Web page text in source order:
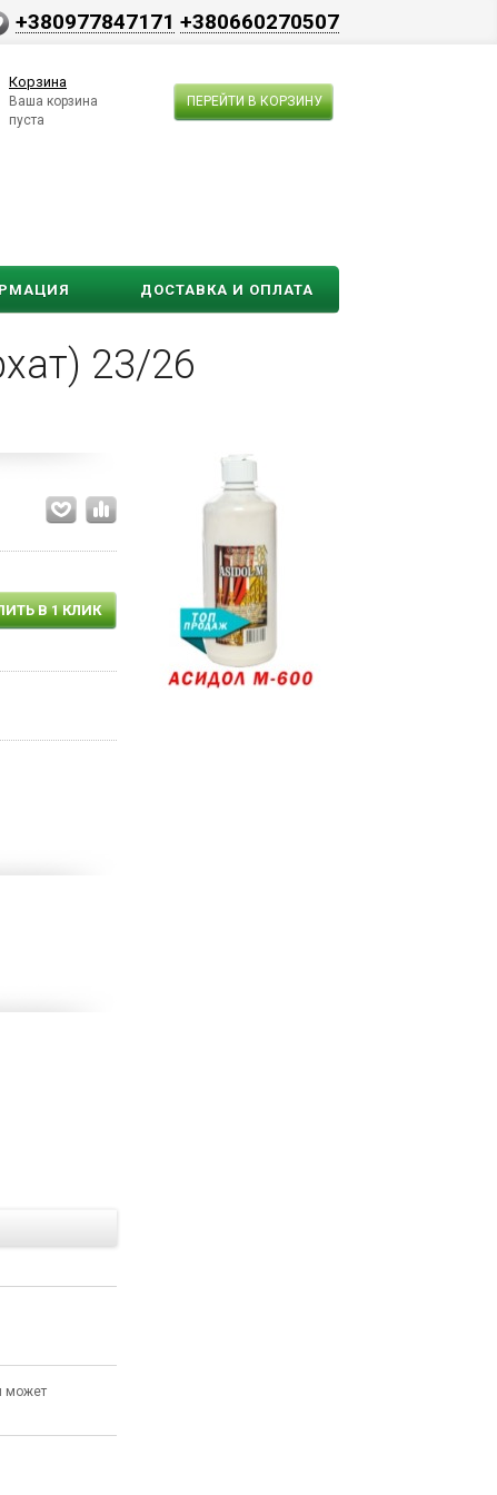
+380977847171 +380660270507
Корзина
Ваша корзина
пуста
ПЕРЕЙТИ В КОРЗИНУ
ДОСТАВКА И ОПЛАТА
23/26
В 1 КЛИК
может